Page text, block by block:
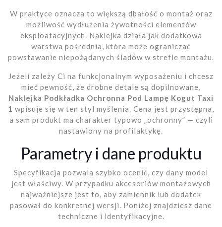
W praktyce oznacza to większą dbałość o montaż oraz
możliwość wydłużenia żywotności elementów
eksploatacyjnych. Naklejka działa jak dodatkowa
warstwa pośrednia, która może ograniczać
powstawanie niepożądanych śladów w strefie montażu.
Jeżeli zależy Ci na funkcjonalnym wyposażeniu i chcesz
mieć pewność, że drobne detale są dopilnowane,
Naklejka Podkładka Ochronna Pod Lampę Kogut Taxi
1 wpisuje się w ten styl myślenia. Cena jest przystępna,
a sam produkt ma charakter typowo „ochronny” — czyli
nastawiony na profilaktykę.
Parametry i dane produktu
Specyfikacja pozwala szybko ocenić, czy dany model
jest właściwy. W przypadku akcesoriów montażowych
najważniejsze jest to, aby zamiennik lub dodatek
pasował do konkretnej wersji. Poniżej znajdziesz dane
techniczne i identyfikacyjne.